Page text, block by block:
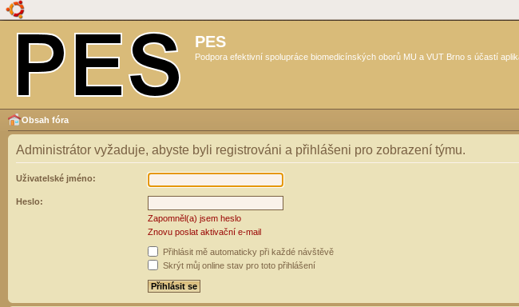
PES
Podpora efektivní spolupráce biomedicínských oborů MU a VUT Brno s účastí
Obsah fóra
Administrátor vyžaduje, abyste byli registrováni a přihlášeni pro zobrazení týmu.
Uživatelské jméno:
Heslo:
Zapomněl(a) jsem heslo
Znovu poslat aktivační e-mail
Přihlásit mě automaticky při každé návštěvě
Skrýt můj online stav pro toto přihlášení